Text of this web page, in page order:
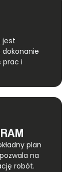
jest
dokonanie
prac i
plan
na
robót.